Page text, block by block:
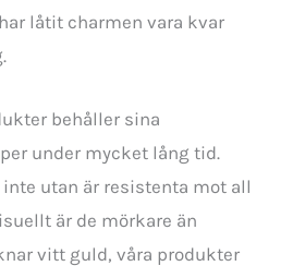
låtit charmen vara kvar
behåller sina
under mycket lång tid.
utan är resistenta mot all
är de mörkare än
vitt guld, våra produkter